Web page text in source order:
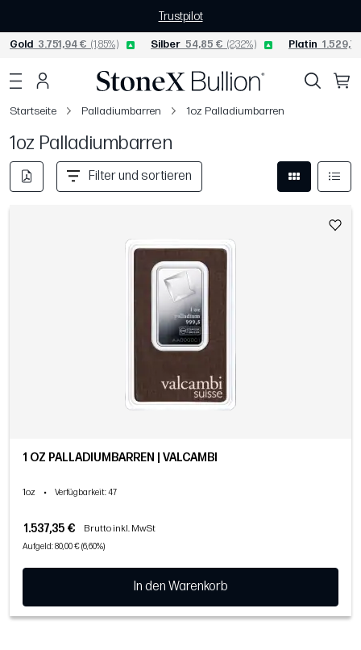
Trustpilot
Gold 3.751,94 € (1,85%) Silber 54,85 € (2,32%) Platin
Startseite Palladiumbarren 1oz Palladiumbarren
1oz Palladiumbarren
Filter und sortieren
1 OZ PALLADIUMBARREN | VALCAMBI
1oz • Verfügbarkeit: 47
1.537,35 € Brutto inkl. MwSt
Aufgeld: 80,00 € (6,60%)
In den Warenkorb